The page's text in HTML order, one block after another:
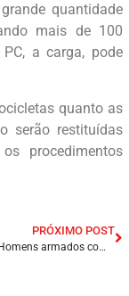
quantidade
mais de 100
a carga, pode
quanto as
serão restituídas
procedimentos
PRÓXIMO POST
Carolina/MA: Homens armados com fuzis, fazem reféns e explodem caixas eletrônicos do Bradesco.